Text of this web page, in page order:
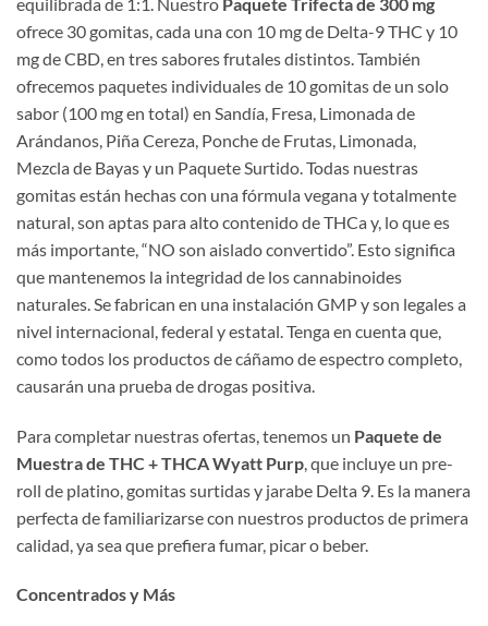
ofrece 30 gomitas, cada una con 10 mg de Delta-9 THC y 10
mg de CBD, en tres sabores frutales distintos. También
ofrecemos paquetes individuales de 10 gomitas de un solo
sabor (100 mg en total) en Sandía, Fresa, Limonada de
Arándanos, Piña Cereza, Ponche de Frutas, Limonada,
Mezcla de Bayas y un Paquete Surtido. Todas nuestras
gomitas están hechas con una fórmula vegana y totalmente
natural, son aptas para alto contenido de THCa y, lo que es
más importante, “NO son aislado convertido”. Esto significa
que mantenemos la integridad de los cannabinoides
naturales. Se fabrican en una instalación GMP y son legales a
nivel internacional, federal y estatal. Tenga en cuenta que,
como todos los productos de cáñamo de espectro completo,
causarán una prueba de drogas positiva.
Para completar nuestras ofertas, tenemos un Paquete de
Muestra de THC + THCA Wyatt Purp , que incluye un pre-
roll de platino, gomitas surtidas y jarabe Delta 9. Es la manera
perfecta de familiarizarse con nuestros productos de primera
calidad, ya sea que prefiera fumar, picar o beber.
Concentrados y Más